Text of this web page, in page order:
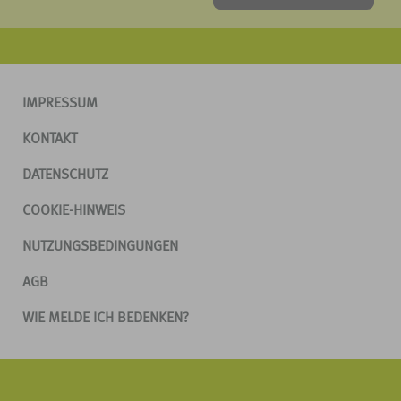
IMPRESSUM
KONTAKT
DATENSCHUTZ
COOKIE-HINWEIS
NUTZUNGSBEDINGUNGEN
AGB
WIE MELDE ICH BEDENKEN?